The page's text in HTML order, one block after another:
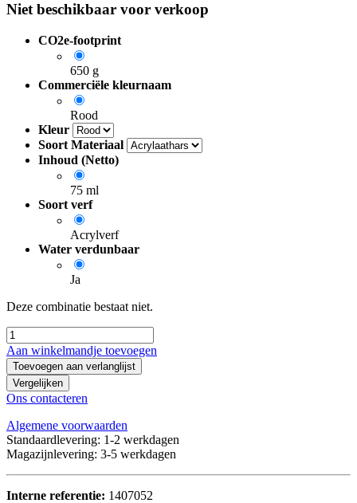
Niet beschikbaar voor verkoop
CO2e-footprint
650 g
Commerciële kleurnaam
Rood
Kleur
Soort Materiaal
Inhoud (Netto)
75 ml
Soort verf
Acrylverf
Water verdunbaar
Ja
Deze combinatie bestaat niet.
Aan winkelmandje toevoegen
Toevoegen aan verlanglijst
Vergelijken
Ons contacteren
Algemene voorwaarden
Standaardlevering: 1-2 werkdagen
Magazijnlevering: 3-5 werkdagen
Interne referentie: 1407052